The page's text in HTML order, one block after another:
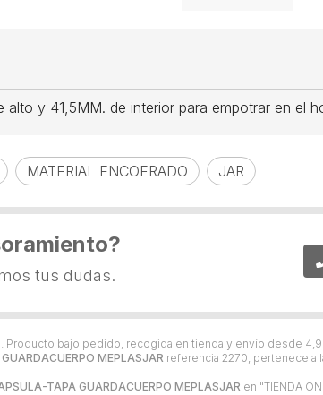
. Producto bajo pedido, recogida en tienda y envío desde
MEPLASJAR referencia 2270, pertenece a
TAPA GUARDACUERPO MEPLASJAR en "TIENDA
y 41,5MM. de interior para empotrar en el
MATERIAL ENCOFRADO JAR
tus dudas.